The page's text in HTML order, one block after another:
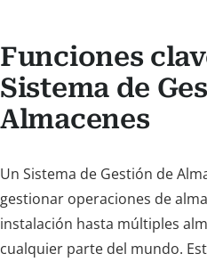
Funciones
Sistema de
Almacenes
Un Sistema de Gestión de
gestionar operaciones de
instalación hasta múltiples
cualquier parte del mundo.